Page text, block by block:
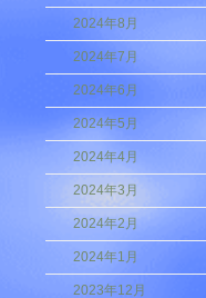
2024年8月
2024年7月
2024年6月
2024年5月
2024年4月
2024年3月
2024年2月
2024年1月
2023年12月